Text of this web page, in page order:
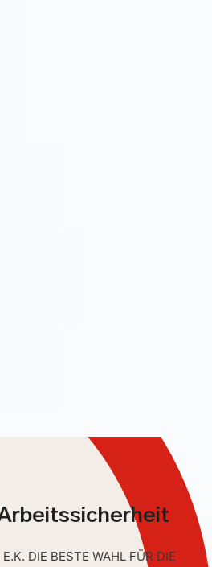
DIE BESTE WAHL FÜR DIE